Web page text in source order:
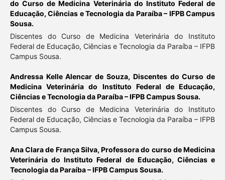
do Curso de Medicina Veterinária do Instituto Federal de
Educação, Ciências e Tecnologia da Paraíba – IFPB Campus
Sousa.
Discentes do Curso de Medicina Veterinária do Instituto
Federal de Educação, Ciências e Tecnologia da Paraíba – IFPB
Campus Sousa.
Andressa Kelle Alencar de Souza, Discentes do Curso de
Medicina Veterinária do Instituto Federal de Educação,
Ciências e Tecnologia da Paraíba – IFPB Campus Sousa.
Discentes do Curso de Medicina Veterinária do Instituto
Federal de Educação, Ciências e Tecnologia da Paraíba – IFPB
Campus Sousa.
Ana Clara de França Silva,Professora do curso de Medicina
Veterinária do Instituto Federal de Educação, Ciências e
Tecnologia da Paraíba – IFPB Campus Sousa.